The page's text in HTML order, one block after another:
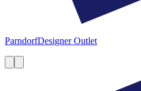
ParndorfDesigner Outlet